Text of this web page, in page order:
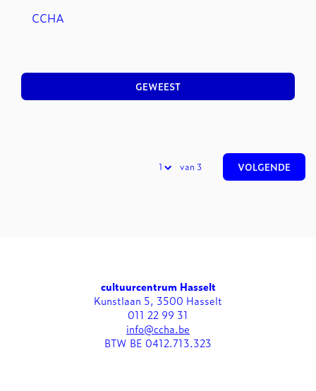
CCHA
GEWEEST
van 3 VOLGENDE
cultuurcentrum Hasselt
Kunstlaan 5, 3500 Hasselt
011 22 99 31
info@ccha.be
BTW BE 0412.713.323